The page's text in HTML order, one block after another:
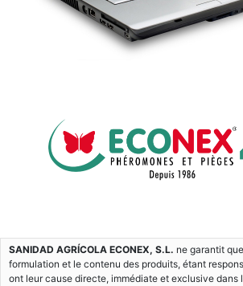
SANIDAD AGRÍCOLA ECONEX, S.L. ne garantit
formulation et le contenu des produits, étant
ont leur cause directe, immédiate et exclusive dans